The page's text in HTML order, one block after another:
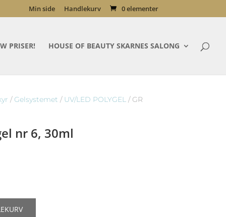
Min side Handlekurv 0 elementer
PRISER! HOUSE OF BEAUTY SKARNES SALONG
/ Gelsystemet / UV/LED POLYGEL / GR
nr 6, 30ml